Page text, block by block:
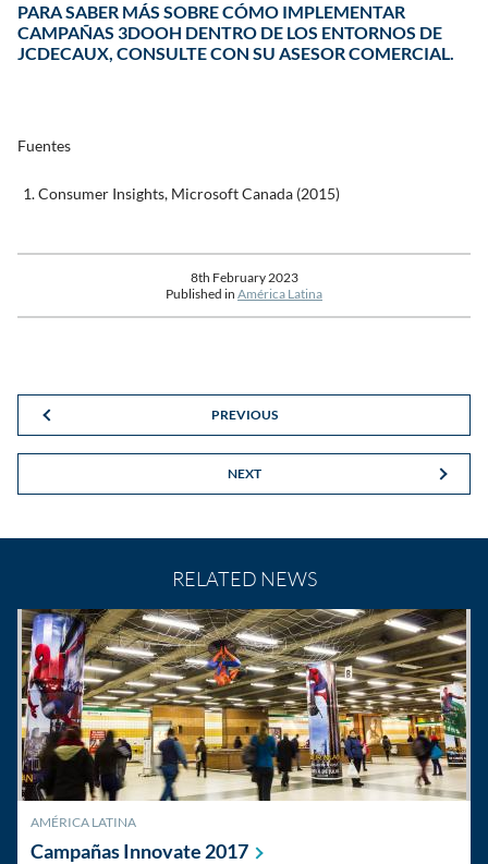
PARA SABER MÁS SOBRE CÓMO IMPLEMENTAR
CAMPAÑAS 3DOOH DENTRO DE LOS ENTORNOS DE
JCDECAUX, CONSULTE CON SU ASESOR COMERCIAL.
Fuentes
Consumer Insights, Microsoft Canada (2015)
8th February 2023
Published in América Latina
PREVIOUS
NEXT
RELATED NEWS
AMÉRICA LATINA
Campañas Innovate 2017